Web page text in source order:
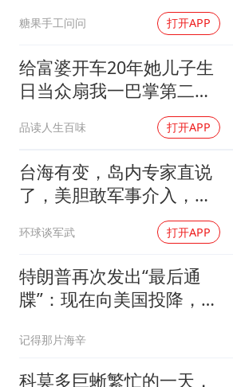
糖果手工问问 打开APP
给富婆开车20年她儿子生
日当众扇我一巴掌第二天
品读人生百味 打开APP
台海有变，岛内专家直说
了，美胆敢军事介入，战
环球谈军武 打开APP
特朗普再次发出“最后通
牒”：现在向美国投降，是
记得那片海辛
科莫多巨蜥繁忙的一天，